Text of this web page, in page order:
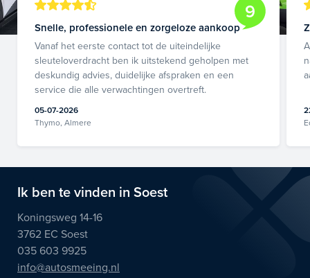
9
Snelle, professionele en zorgeloze aankoop
Vanaf het eerste contact tot de uiteindelijke
sleuteloverdracht ben ik uitstekend geholpen met
deskundig advies, duidelijke afspraken en een
service die alle verwachtingen overtreft.
05-07-2026
Thymo, Almere
Ik ben te vinden in Soest
Koningsweg 14-16
3762 EC Soest
035 603 9925
info@autosmeeing.nl